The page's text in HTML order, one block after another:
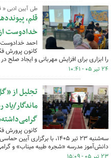
طی آیین ادبی
قلم،
خدادوست
احمد
کانون پرورش
را ابزاری برای افزایش مهربانی و ایجاد صلح
۲۴ تیر ۰۵ - ۱۰:۴۱
تجلیل از
ماندگار/
کانون پرورش
سه‌شنبه ۲۳ تیر ۱۴۰۵، با
دانش‌آموز مدرسه «شجره طیبه میناب» و